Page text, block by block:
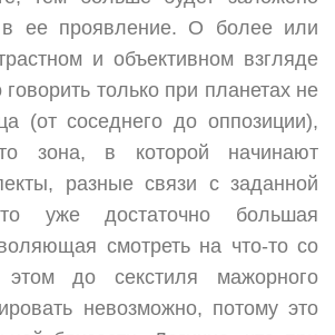
в ее проявление. О более или
и объективном взгляде
только при планетах не
(от соседнего до оппозиции),
зона, в которой начинают
разные связи с заданной
уже достаточно большая
смотреть на что-то со
до секстиля мажорного
невозможно, потому это